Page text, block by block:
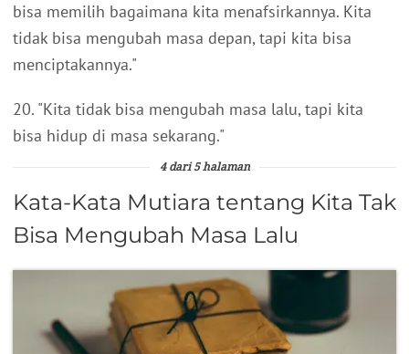
bisa memilih bagaimana kita menafsirkannya. Kita
tidak bisa mengubah masa depan, tapi kita bisa
menciptakannya."
20. "Kita tidak bisa mengubah masa lalu, tapi kita
bisa hidup di masa sekarang."
4 dari 5 halaman
Kata-Kata Mutiara tentang Kita Tak
Bisa Mengubah Masa Lalu